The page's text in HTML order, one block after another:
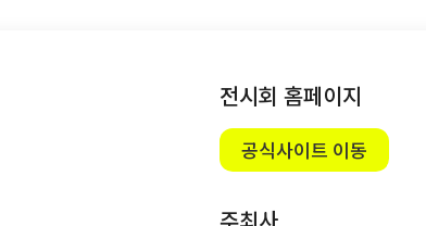
전시회 홈페이지
공식사이트 이동